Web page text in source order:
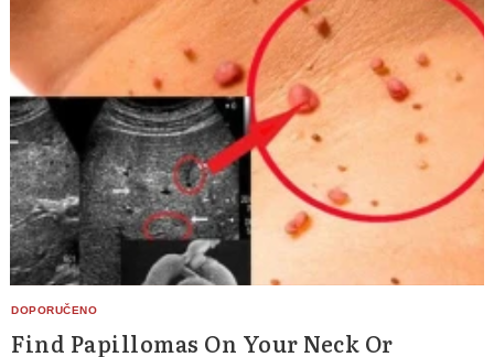
Find Papillomas On Your Neck Or